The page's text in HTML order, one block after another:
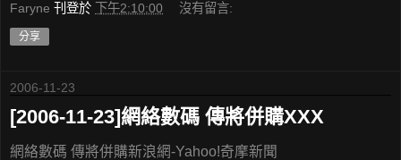
Faryne 刊登於 下午2:10:00 沒有留言:
分享
2006-11-23
[2006-11-23]網絡數碼 傳將併購XXX
網絡數碼 傳將併購新浪網-Yahoo!奇摩新聞